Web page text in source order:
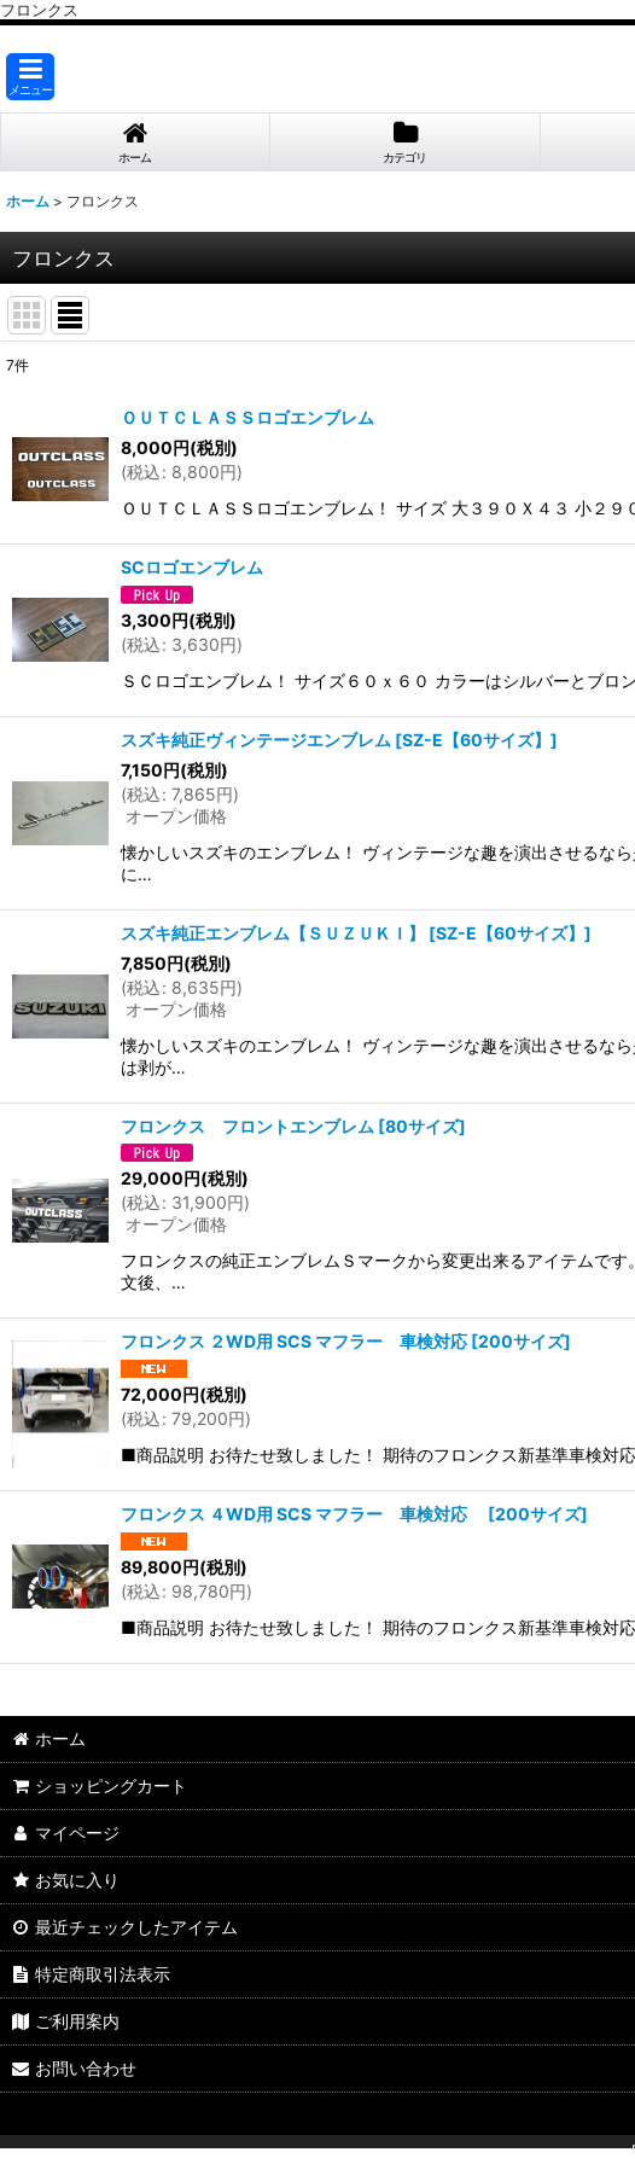
フロンクス
メニュー
ホーム カテゴリ
ホーム > フロンクス
フロンクス
並び順:
7件
ＯＵＴＣＬＡＳＳロゴエンブレム
8,000円(税別)
(税込: 8,800円)
ＯＵＴＣＬＡＳＳロゴエンブレム！ サイズ 大３９０Ｘ４３ 小２９
SCロゴエンブレム
3,300円(税別)
(税込: 3,630円)
ＳＣロゴエンブレム！ サイズ６０ｘ６０ カラーはシルバーとブロ
スズキ純正ヴィンテージエンブレム [SZ-E【60サイズ】 ]
7,150円(税別)
(税込: 7,865円)
オープン価格
懐かしいスズキのエンブレム！ ヴィンテージな趣を演出させる
に…
スズキ純正エンブレム【ＳＵＺＵＫＩ】 [SZ-E【60サイズ】 ]
7,850円(税別)
(税込: 8,635円)
オープン価格
懐かしいスズキのエンブレム！ ヴィンテージな趣を演出させる
は剥が…
フロンクス フロントエンブレム [80サイズ]
29,000円(税別)
(税込: 31,900円)
オープン価格
フロンクスの純正エンブレムＳマークから変更出来るアイテムで
文後、…
フロンクス ２WD用 SCS マフラー 車検対応 [200サイズ]
72,000円(税別)
(税込: 79,200円)
■商品説明 お待たせ致しました！ 期待のフロンクス新基準車検
フロンクス ４WD用 SCS マフラー 車検対応 [200サイズ]
89,800円(税別)
(税込: 98,780円)
■商品説明 お待たせ致しました！ 期待のフロンクス新基準車検
ホーム
ショッピングカート
マイページ
お気に入り
最近チェックしたアイテム
特定商取引法表示
ご利用案内
お問い合わせ